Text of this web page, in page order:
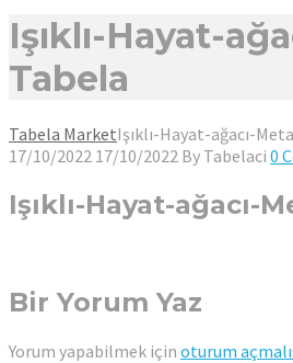
Işıklı-Hayat-
Tabela
Tabela MarketIşıklı-Hayat-ağacı-
17/10/2022 17/10/2022 By Tabelaci 0
Işıklı-Hayat-ağacı-
Bir Yorum Yaz
Yorum yapabilmek için oturum